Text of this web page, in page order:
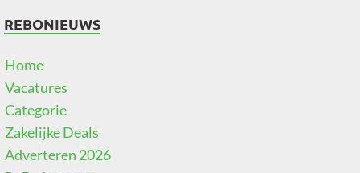
REBONIEUWS
Home
Vacatures
Categorie
Zakelijke Deals
Adverteren 2026